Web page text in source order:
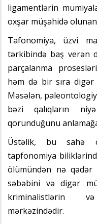
ligamentlərin
oxşar müşahidə
Tafonomiya, üzvi
tərkibində baş verən
parçalanma
həm də bir sıra digər
Məsələn,
bəzi qalıqların
qorunduğunu
Üstəlik, bu sahə
tapfonomiya
ölümündən nə qədər
səbəbini və digər
kriminalistlərin
mərkəzindədir.